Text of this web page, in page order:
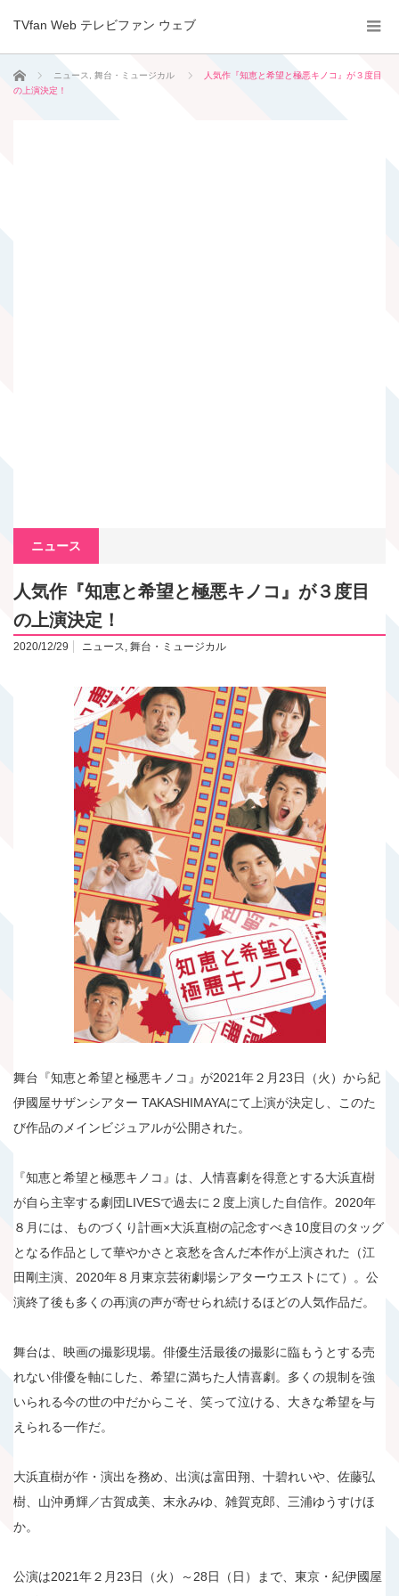
TVfan Web テレビファン ウェブ
ホーム ニュース 舞台・ミュージカル
人気作『知恵と希望と極悪キノコ』が３度目
の上演決定！
ニュース
人気作『知恵と希望と極悪キノコ』が３度目
の上演決定！
2020/12/29 ニュース, 舞台・ミュージカル
舞台『知恵と希望と極悪キノコ』が2021年２月23日（火）から紀
伊國屋サザンシアター TAKASHIMAYAにて上演が決定し、このた
び作品のメインビジュアルが公開された。
『知恵と希望と極悪キノコ』は、人情喜劇を得意とする大浜直樹
が自ら主宰する劇団LIVESで過去に２度上演した自信作。2020年
８月には、ものづくり計画×大浜直樹の記念すべき10度目のタッグ
となる作品として華やかさと哀愁を含んだ本作が上演された（江
田剛主演、2020年８月東京芸術劇場シアターウエストにて）。公
演終了後も多くの再演の声が寄せられ続けるほどの人気作品だ。
舞台は、映画の撮影現場。俳優生活最後の撮影に臨もうとする売
れない俳優を軸にした、希望に満ちた人情喜劇。多くの規制を強
いられる今の世の中だからこそ、笑って泣ける、大きな希望を与
えられる一作だ。
大浜直樹が作・演出を務め、出演は富田翔、十碧れいや、佐藤弘
樹、山沖勇輝／古賀成美、末永みゆ、雑賀克郎、三浦ゆうすけほ
か。
公演は2021年２月23日（火）～28日（日）まで、東京・紀伊國屋